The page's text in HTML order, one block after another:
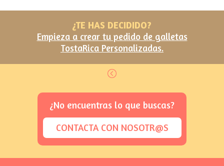
¿TE HAS DECIDIDO?
Empieza a crear tu pedido de galletas
TostaRica Personalizadas.
¿No encuentras lo que buscas?
CONTACTA CON NOSOTR@S